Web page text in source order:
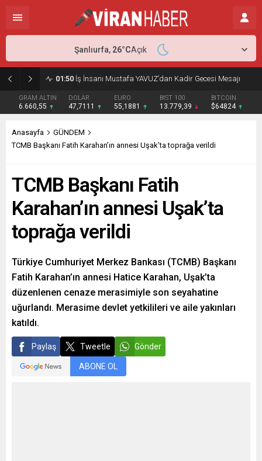
01:50 İş İnsanı Mustafa YAVUZ’dan Kadir Gecesi Mesajı
GRAM ALTIN
6.660,55
DOLAR
47,7111
EURO
55,1881
BIST 100
13.779,39
BITCOIN
$64824
Şanlıurfa, 26°CAçık
Anasayfa
GÜNDEM
TCMB Başkanı Fatih Karahan’ın annesi Uşak’ta toprağa verildi
TCMB Başkanı Fatih
Karahan’ın annesi Uşak’ta
toprağa verildi
Türkiye Cumhuriyet Merkez Bankası (TCMB) Başkanı
Fatih Karahan’ın annesi Hatice Karahan, Uşak’ta
düzenlenen cenaze merasimiyle son seyahatine
uğurlandı. Merasime devlet yetkilileri ve aile yakınları
katıldı.
Paylaş Tweetle Gönder
ABONE OL